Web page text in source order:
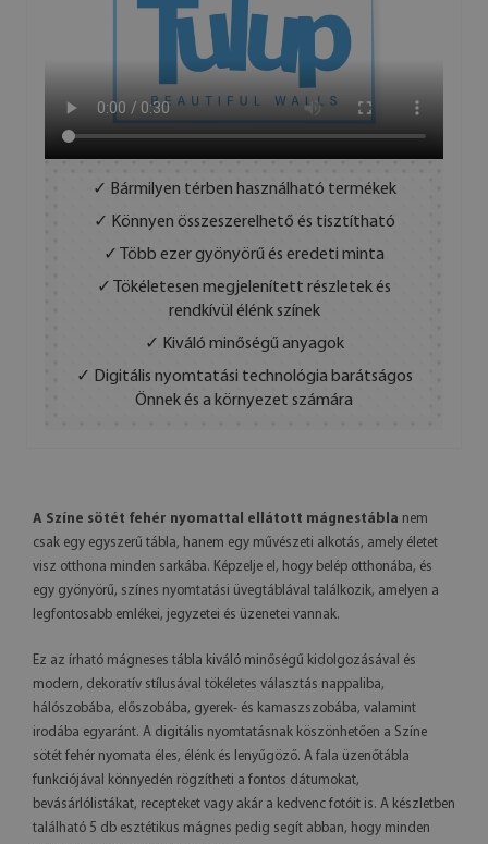
✓ Bármilyen térben használható termékek
✓ Könnyen összeszerelhető és tisztítható
✓ Több ezer gyönyörű és eredeti minta
✓ Tökéletesen megjelenített részletek és
rendkívül élénk színek
✓ Kiváló minőségű anyagok
✓ Digitális nyomtatási technológia barátságos
Önnek és a környezet számára
A Színe sötét fehér nyomattal ellátott mágnestábla nem
csak egy egyszerű tábla, hanem egy művészeti alkotás, amely életet
visz otthona minden sarkába. Képzelje el, hogy belép otthonába, és
egy gyönyörű, színes nyomtatási üvegtáblával találkozik, amelyen a
legfontosabb emlékei, jegyzetei és üzenetei vannak.
Ez az írható mágneses tábla kiváló minőségű kidolgozásával és
modern, dekoratív stílusával tökéletes választás nappaliba,
hálószobába, előszobába, gyerek- és kamaszszobába, valamint
irodába egyaránt. A digitális nyomtatásnak köszönhetően a Színe
sötét fehér nyomata éles, élénk és lenyűgöző. A fala üzenőtábla
funkciójával könnyedén rögzítheti a fontos dátumokat,
bevásárlólistákat, recepteket vagy akár a kedvenc fotóit is. A készletben
található 5 db esztétikus mágnes pedig segít abban, hogy minden